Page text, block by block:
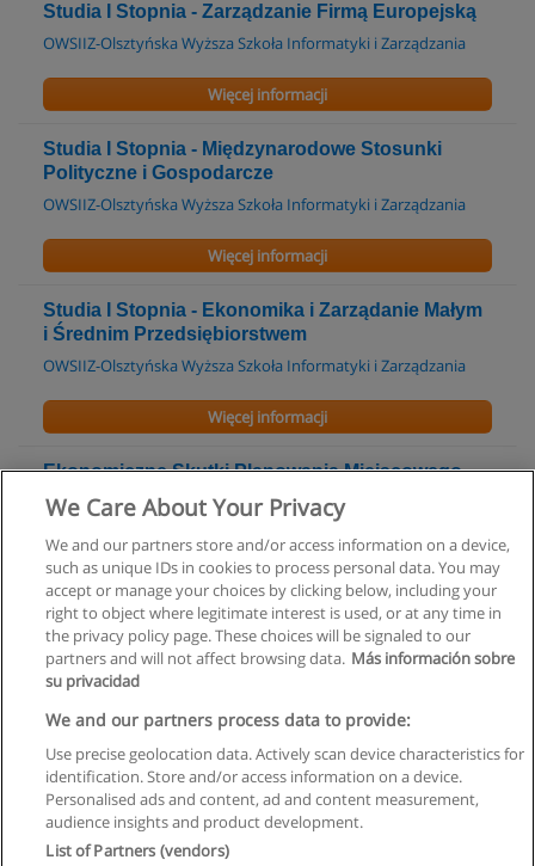
Studia I Stopnia - Zarządzanie Firmą Europejską
OWSIIZ-Olsztyńska Wyższa Szkoła Informatyki i Zarządzania
Więcej informacji
Studia I Stopnia - Międzynarodowe Stosunki
Polityczne i Gospodarcze
OWSIIZ-Olsztyńska Wyższa Szkoła Informatyki i Zarządzania
Więcej informacji
Studia I Stopnia - Ekonomika i Zarządanie Małym
i Średnim Przedsiębiorstwem
OWSIIZ-Olsztyńska Wyższa Szkoła Informatyki i Zarządzania
Więcej informacji
Ekonomiczne Skutki Planowania Miejscowego -
Studia Podyplomowe
Uniwersytet Warmińsko-Mazurski w Olsztynie
Więcej informacji
Regulamin
Polityka ochrony danych osobowych
Kontakt z Educaedu
Copyright © Educaedu Business S.L. - CIF : B-95610580: -
We Care About Your Privacy
We and our partners store and/or access information on a device,
such as unique IDs in cookies to process personal data. You may
accept or manage your choices by clicking below, including your
right to object where legitimate interest is used, or at any time in
the privacy policy page. These choices will be signaled to our
partners and will not affect browsing data. Más información sobre
su privacidad
We and our partners process data to provide:
Use precise geolocation data. Actively scan device characteristics for
identification. Store and/or access information on a device.
Personalised ads and content, ad and content measurement,
audience insights and product development.
List of Partners (vendors)